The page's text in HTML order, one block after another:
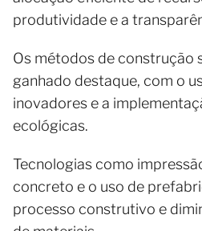
produtividade e a
Os métodos de construção
ganhado destaque, com o
inovadores e a
ecológicas.
Tecnologias como
concreto e o uso de
processo construtivo e